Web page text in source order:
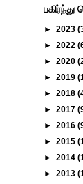
► 2023
► 2022
► 2020
► 2019
► 2018
► 2017
► 2016
► 2015
► 2014
► 2013